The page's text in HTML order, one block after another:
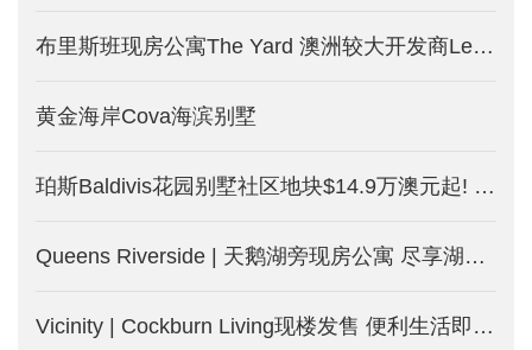
布里斯班现房公寓The Yard 澳洲较大开发商Lendlease打造
黄金海岸Cova海滨别墅
珀斯Baldivis花园别墅社区地块$14.9万澳元起! 土地别墅套餐$31.9万澳元起！租金回报达5%! 均免海外人士附加税！
Queens Riverside | 天鹅湖旁现房公寓 尽享湖边度假式生活
Vicinity | Cockburn Living现楼发售 便利生活即日起